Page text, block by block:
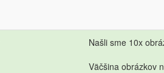
Našli sme 10x
Väčšina obrázkov